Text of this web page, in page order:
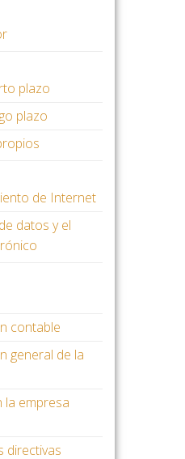
plazo
plazo
de Internet
datos y el
contable
general de la
la empresa
directivas